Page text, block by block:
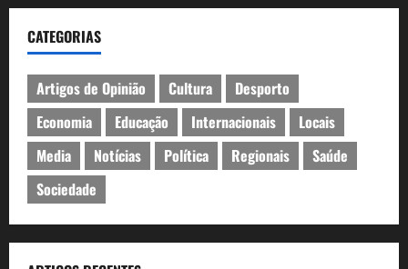
CATEGORIAS
Artigos de Opinião Cultura
Desporto
Economia
Educação Internacionais
Locais
Media
Notícias Política Regionais
Saúde
Sociedade